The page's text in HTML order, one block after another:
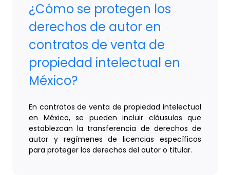
¿Cómo se protegen los
derechos de autor en
contratos de venta de
propiedad intelectual en
México?
En contratos de venta de propiedad intelectual
en México, se pueden incluir cláusulas que
establezcan la transferencia de derechos de
autor y regímenes de licencias específicos
para proteger los derechos del autor o titular.